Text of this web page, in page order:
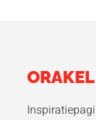
ORAKEL